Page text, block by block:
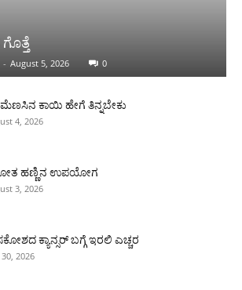
- August 5, 2026 0
ಕಾಯಿ ಹೇಗೆ ತಿನ್ನಬೇಕು
4, 2026
ಹಣ್ಣಿನ ಉಪಯೋಗ
3, 2026
ಕ್ಯಾನ್ಸರ್ ಬಗ್ಗೆ ಇರಲಿ ಎಚ್ಚರ
30, 2026